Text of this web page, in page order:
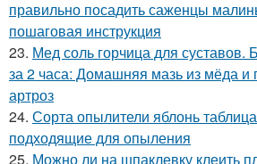
правильно посадить саженцы
пошаговая инструкция
23. Мед соль горчица для суставов.
за 2 часа: Домашняя мазь из мёда и
артроз
24. Сорта опылители яблонь
подходящие для опыления
25. Можно ли на шпаклевку клеить